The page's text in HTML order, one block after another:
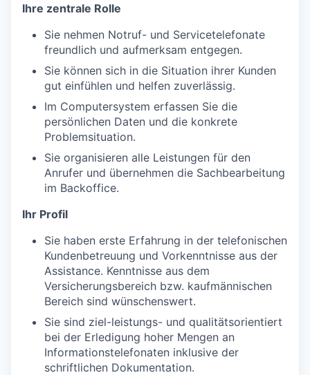
Ihre zentrale Rolle
Sie nehmen Notruf- und Servicetelefonate
freundlich und aufmerksam entgegen.
Sie können sich in die Situation ihrer Kunden
gut einfühlen und helfen zuverlässig.
Im Computersystem erfassen Sie die
persönlichen Daten und die konkrete
Problemsituation.
Sie organisieren alle Leistungen für den
Anrufer und übernehmen die Sachbearbeitung
im Backoffice.
Ihr Profil
Sie haben erste Erfahrung in der telefonischen
Kundenbetreuung und Vorkenntnisse aus der
Assistance. Kenntnisse aus dem
Versicherungsbereich bzw. kaufmännischen
Bereich sind wünschenswert.
Sie sind ziel-leistungs- und qualitätsorientiert
bei der Erledigung hoher Mengen an
Informationstelefonaten inklusive der
schriftlichen Dokumentation.